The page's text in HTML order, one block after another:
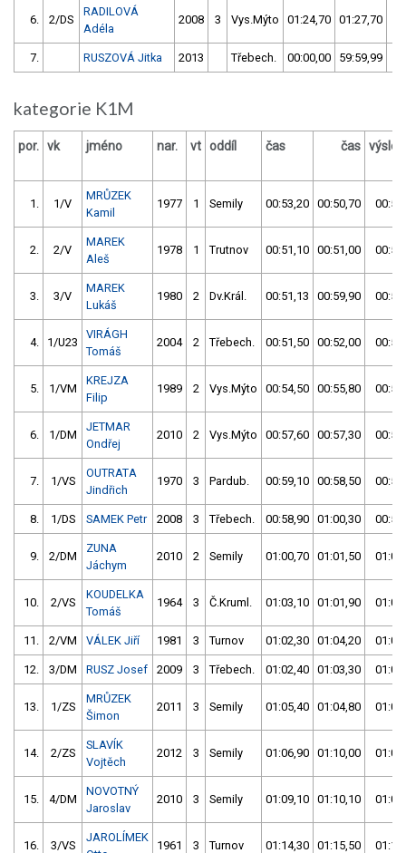
6. 2/DS
RADILOVÁ
Adéla
2008 3 Vys.Mýto 01:24,70 01:27,70
7. RUSZOVÁ Jitka 2013 Třebech. 00:00,00 59:59,99
kategorie K1M
por. vk jméno nar. vt oddíl čas čas
1. 1/V
MRŮZEK
Kamil
1977 1 Semily 00:53,20 00:50,70
2. 2/V
MAREK
Aleš
1978 1 Trutnov 00:51,10 00:51,00
3. 3/V
MAREK
Lukáš
1980 2 Dv.Král. 00:51,13 00:59,90
4. 1/U23
VIRÁGH
Tomáš
2004 2 Třebech. 00:51,50 00:52,00
5. 1/VM
KREJZA
Filip
1989 2 Vys.Mýto 00:54,50 00:55,80
6. 1/DM
JETMAR
Ondřej
2010 2 Vys.Mýto 00:57,60 00:57,30
7. 1/VS
OUTRATA
Jindřich
1970 3 Pardub. 00:59,10 00:58,50
8. 1/DS SAMEK Petr 2008 3 Třebech. 00:58,90 01:00,30
9. 2/DM
ZUNA
Jáchym
2010 2 Semily 01:00,70 01:01,50
10. 2/VS
KOUDELKA
Tomáš
1964 3 Č.Kruml. 01:03,10 01:01,90
11. 2/VM VÁLEK Jiří 1981 3 Turnov 01:02,30 01:04,20
12. 3/DM RUSZ Josef 2009 3 Třebech. 01:02,40 01:03,30
13. 1/ZS
MRŮZEK
Šimon
2011 3 Semily 01:05,40 01:04,80
14. 2/ZS
SLAVÍK
Vojtěch
2012 3 Semily 01:06,90 01:10,00
15. 4/DM
NOVOTNÝ
Jaroslav
2010 3 Semily 01:09,10 01:10,10
16. 3/VS
JAROLÍMEK
1961 3 Turnov 01:14,30 01:15,50